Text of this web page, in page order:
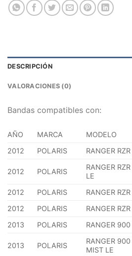
DESCRIPCIÓN
VALORACIONES (0)
Bandas compatibles con:
AÑO MARCA MODELO
2012
POLARIS RANGER
2012 POLARIS
RANGER
LE
2012 POLARIS RANGER
2012
POLARIS RANGER
2013
POLARIS RANGER 900
2013 POLARIS
RANGER 900
MIST LE